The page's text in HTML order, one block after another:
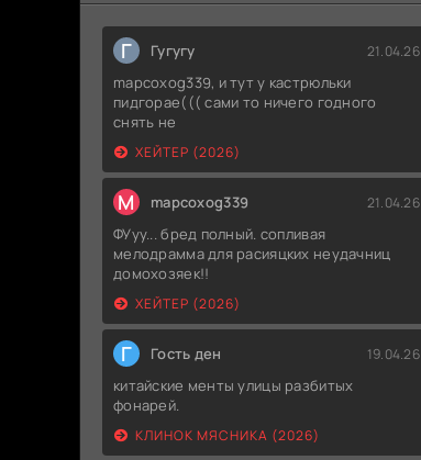
Г Гугугу 21.04.26
mapcoxog339, и тут у кастрюльки
пидгорае((( сами то ничего годного
снять не
ХЕЙТЕР (2026)
M mapcoxog339 21.04.26
ФУуу... бред полный. сопливая
мелодрамма для расияцких неудачниц
домохозяек!!
ХЕЙТЕР (2026)
Г Гость ден 19.04.26
китайские менты улицы разбитых
фонарей.
КЛИНОК МЯСНИКА (2026)